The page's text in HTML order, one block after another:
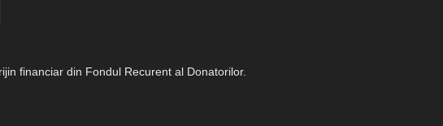
financiar din Fondul Recurent al Donatorilor.